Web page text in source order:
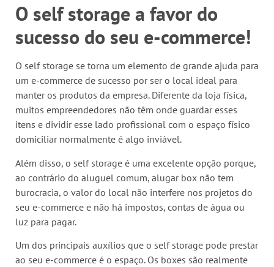
O self storage a favor do
sucesso do seu e-commerce!
O self storage se torna um elemento de grande ajuda para
um e-commerce de sucesso por ser o local ideal para
manter os produtos da empresa. Diferente da loja física,
muitos empreendedores não têm onde guardar esses
itens e dividir esse lado profissional com o espaço físico
domiciliar normalmente é algo inviável.
Além disso, o self storage é uma excelente opção porque,
ao contrário do aluguel comum, alugar box não tem
burocracia, o valor do local não interfere nos projetos do
seu e-commerce e não há impostos, contas de água ou
luz para pagar.
Um dos principais auxílios que o self storage pode prestar
ao seu e-commerce é o espaço. Os boxes são realmente